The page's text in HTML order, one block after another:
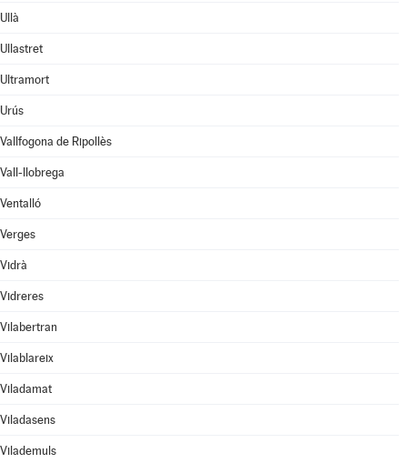
Ullà
Ullastret
Ultramort
Urús
Vallfogona de Ripollès
Vall-llobrega
Ventalló
Verges
Vidrà
Vidreres
Vilabertran
Vilablareix
Viladamat
Viladasens
Vilademuls